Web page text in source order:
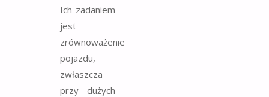
Ich zadaniem
jest
zrównoważenie
pojazdu,
zwłaszcza
przy dużych